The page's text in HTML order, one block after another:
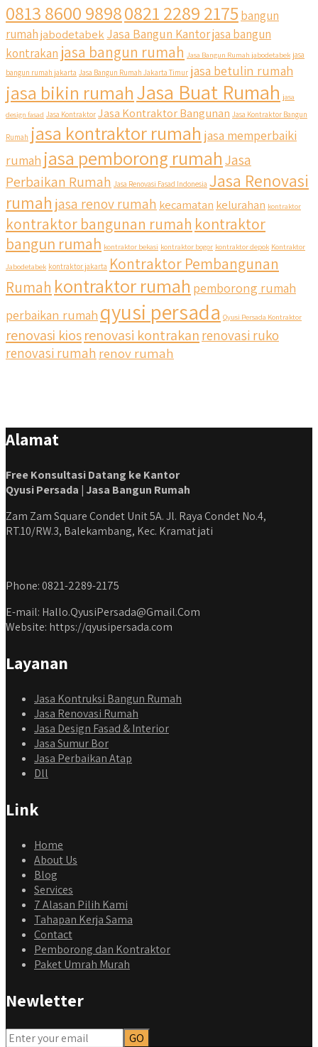
0813 8600 98980821 2289 2175 bangun
rumahjabodetabek Jasa Bangun Kantorjasa bangun
kontrakan jasa bangun rumah Jasa Bangun Rumah jabodetabek jasa
bangun rumah jakarta Jasa Bangun Rumah Jakarta Timur jasa betulin rumah
jasa bikin rumahJasa Buat Rumah jasa
design fasad Jasa Kontraktor Jasa Kontraktor Bangunan Jasa Kontraktor Bangun
Rumah jasa kontraktor rumah jasa memperbaiki
rumah jasa pemborong rumahJasa
Perbaikan Rumah Jasa Renovasi Fasad Indonesia Jasa Renovasi
rumah jasa renov rumah kecamatan kelurahan kontraktor
kontraktor bangunan rumah kontraktor
bangun rumah kontraktor bekasi kontraktor bogor kontraktor depok Kontraktor
Jabodetabek kontraktor jakarta Kontraktor Pembangunan
Rumah kontraktor rumah pemborong rumah
perbaikan rumah qyusi persada Qyusi Persada Kontraktor
renovasi kiosrenovasi kontrakanrenovasi ruko
renovasi rumah renov rumah
Alamat
Free Konsultasi Datang ke Kantor
Qyusi Persada | Jasa Bangun Rumah
Zam Zam Square Condet Unit 5A. Jl. Raya Condet No.4,
RT.10/RW.3, Balekambang, Kec. Kramat jati
Phone: 0821-2289-2175
E-mail: Hallo.QyusiPersada@Gmail.Com
Website: https://qyusipersada.com
Layanan
Jasa Kontruksi Bangun Rumah
Jasa Renovasi Rumah
Jasa Design Fasad & Interior
Jasa Sumur Bor
Jasa Perbaikan Atap
Dll
Link
Home
About Us
Blog
Services
7 Alasan Pilih Kami
Tahapan Kerja Sama
Contact
Pemborong dan Kontraktor
Paket Umrah Murah
Newletter